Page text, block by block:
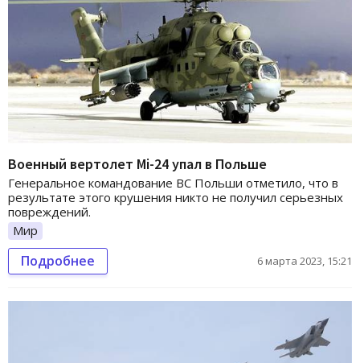
Военный вертолет Мі-24 упал в Польше
Генеральное командование ВС Польши отметило, что в
результате этого крушения никто не получил серьезных
повреждений.
Мир
Подробнее 6 марта 2023, 15:21